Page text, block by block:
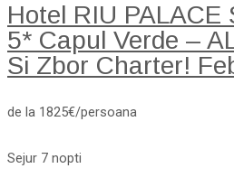
Hotel RIU PALACE
5* Capul Verde –
Si Zbor Charter!
de la 1825€/persoana
Sejur 7 nopti